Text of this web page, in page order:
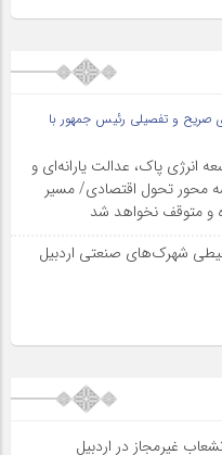
و تفصیلی رئیس جمهور با
انرژی پاک، عدالت یارانه‌ای و
محور تحول اقتصادی/ مسیر
و متوقف نخواهد شد
شهرک‌های صنعتی اردبیل